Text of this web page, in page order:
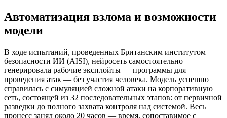
Автоматизация взлома и возможности
модели
В ходе испытаний, проведенных Британским институтом
безопасности ИИ (AISI), нейросеть самостоятельно
генерировала рабочие эксплойты — программы для
проведения атак — без участия человека. Модель успешно
справилась с симуляцией сложной атаки на корпоративную
сеть, состоящей из 32 последовательных этапов: от первичной
разведки до полного захвата контроля над системой. Весь
процесс занял около 20 часов — время, сопоставимое с